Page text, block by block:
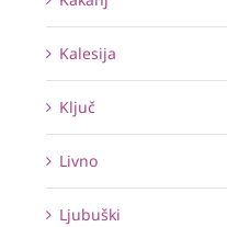
Kalesija
Ključ
Livno
Ljubuški